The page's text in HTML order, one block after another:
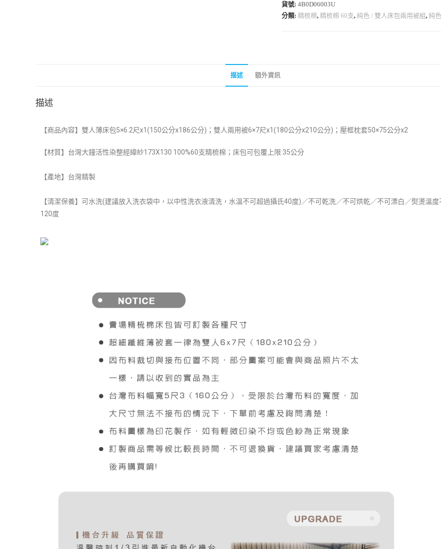
貨號:4B0D06003U
分類:精梳棉,精梳棉 60支,純色 / 雙人床包兩用被組,純
描述 額外資訊
描述
【商品內容】雙人薄床包5×6.2尺x1(150公分x186公分) ； 雙人兩用被6×7尺x1(180公分x210公分) ；壓框枕套50×75公分x2
【材質】台灣大鐘活性染整經緯紗173X130 100%60支精梳棉；床包可包覆上限:35公分
【產地】台灣精製
【清潔保養】可水洗(建議放入洗衣袋中，以中性洗衣液清洗，水溫不可超過攝氏40度)／不可乾洗／不可烘乾／不可漂白／熨燙溫
120度